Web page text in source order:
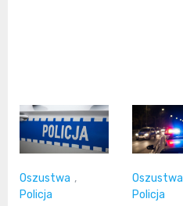
Oszustwa ,
Policja
Oszustwa
Policja